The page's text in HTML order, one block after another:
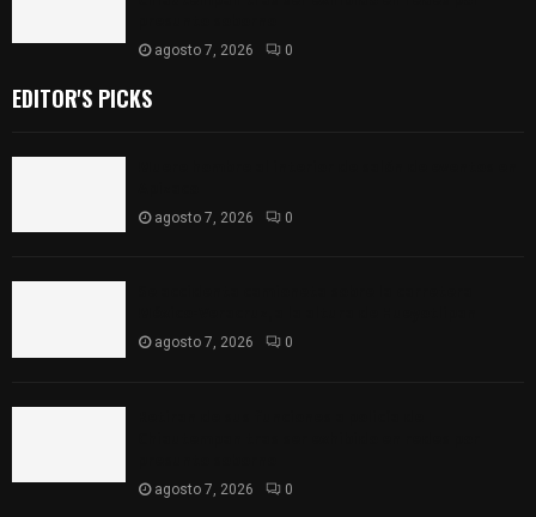
agosto 7, 2026 0
EDITOR'S PICKS
agosto 7, 2026 0
agosto 7, 2026 0
agosto 7, 2026 0